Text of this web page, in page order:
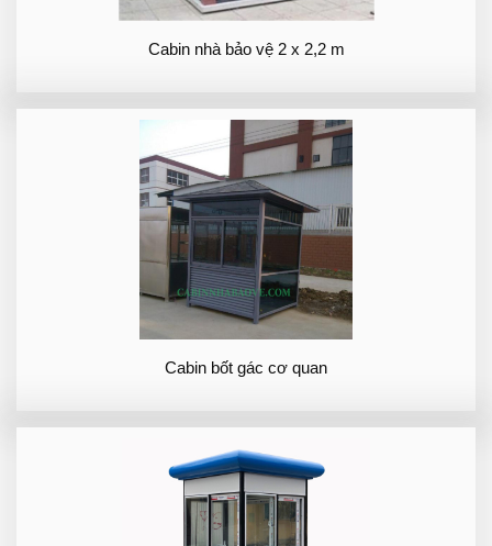
Cabin nhà bảo vệ 2 x 2,2 m
Cabin bốt gác cơ quan